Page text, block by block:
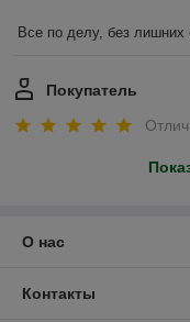
Все по делу, без лишних
Покупатель
О нас
Контакты